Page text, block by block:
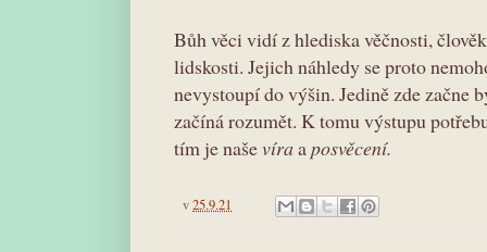
Bůh věci vidí z hlediska věčnosti,
lidskosti. Jejich náhledy se proto
nevystoupí do výšin. Jedině zde začne
začíná rozumět. K tomu výstupu
tím je naševíraaposvěcení.
v25.9.21